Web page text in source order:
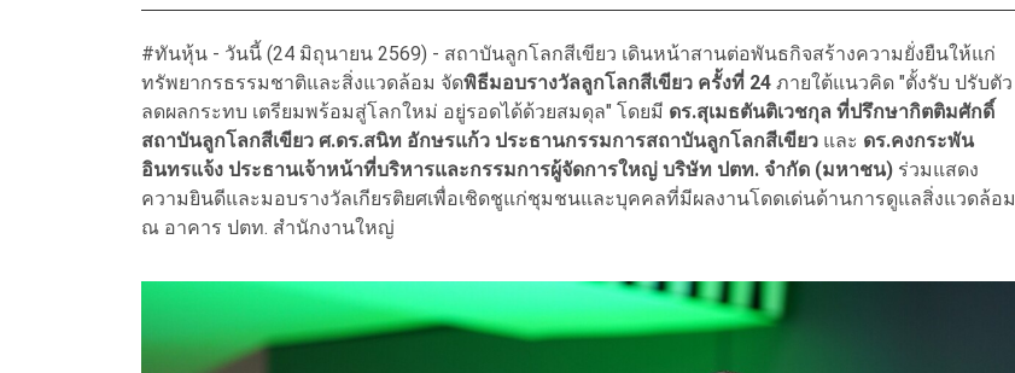
#ทันหุ้น - วันนี้ (24 มิถุนายน 2569) - สถาบันลูกโลกสีเขียว เดินหน้าสานต่อพันธกิจสร้างความยั่งยืนให้แก่
ทรัพยากรธรรมชาติและสิ่งแวดล้อม จัดพิธีมอบรางวัลลูกโลกสีเขียว ครั้งที่ 24 ภายใต้แนวคิด "ตั้งรับ ปรับตัว
ลดผลกระทบ เตรียมพร้อมสู่โลกใหม่ อยู่รอดได้ด้วยสมดุล" โดยมี ดร.สุเมธตันติเวชกุล ที่ปรึกษากิตติมศักดิ์
สถาบันลูกโลกสีเขียว ศ.ดร.สนิท อักษรแก้ว ประธานกรรมการสถาบันลูกโลกสีเขียว และ ดร.คงกระพัน
อินทรแจ้ง ประธานเจ้าหน้าที่บริหารและกรรมการผู้จัดการใหญ่ บริษัท ปตท. จำกัด (มหาชน) ร่วมแสดง
ความยินดีและมอบรางวัลเกียรติยศเพื่อเชิดชูแก่ชุมชนและบุคคลที่มีผลงานโดดเด่นด้านการดูแลสิ่งแวดล้อม
ณ อาคาร ปตท. สำนักงานใหญ่